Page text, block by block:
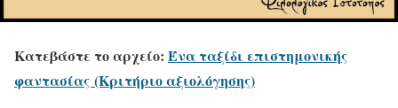
Κατεβάστε το αρχείο: Ένα ταξίδι επιστημονικής
φαντασίας (Κριτήριο αξιολόγησης)